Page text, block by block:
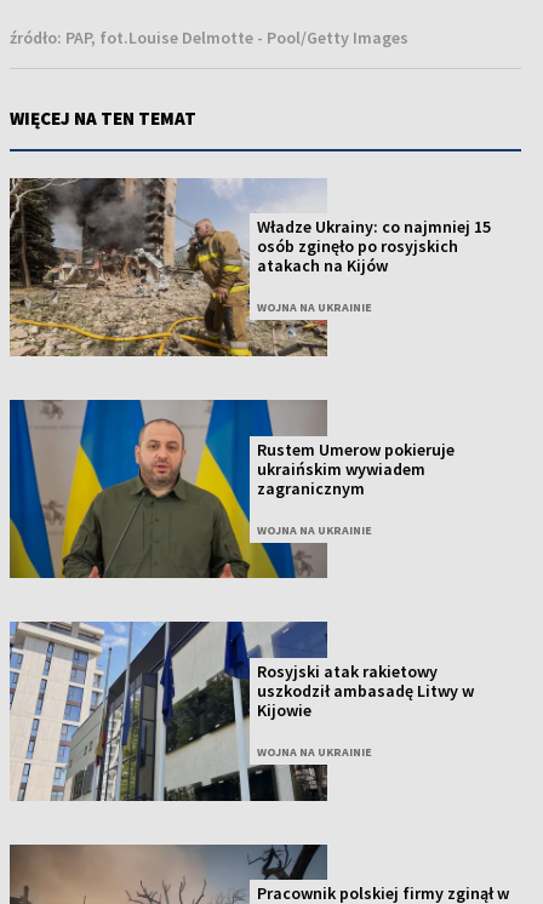
źródło: PAP, fot.Louise Delmotte - Pool/Getty Images
WIĘCEJ NA TEN TEMAT
Władze Ukrainy: co najmniej 15
osób zginęło po rosyjskich
atakach na Kijów
WOJNA NA UKRAINIE
Rustem Umerow pokieruje
ukraińskim wywiadem
zagranicznym
WOJNA NA UKRAINIE
Rosyjski atak rakietowy
uszkodził ambasadę Litwy w
Kijowie
WOJNA NA UKRAINIE
Pracownik polskiej firmy zginął w